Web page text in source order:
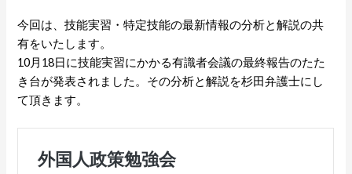
今回は、技能実習・特定技能の最新情報の分析と解説の共
有をいたします。
10月18日に技能実習にかかる有識者会議の最終報告のたた
き台が発表されました。その分析と解説を杉田弁護士にし
て頂きます。